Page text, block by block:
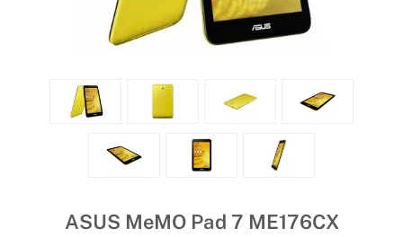
ASUS MeMO Pad 7 ME176CX